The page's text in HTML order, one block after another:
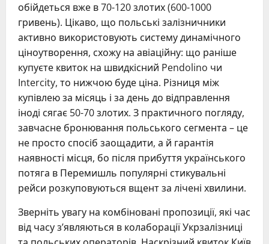
обійдеться вже в 70-120 злотих (600-1000
гривень). Цікаво, що польські залізничники
активно використовують систему динамічного
ціноутворення, схожу на авіаційну: що раніше
купуєте квиток на швидкісний Pendolino чи
Intercity, то нижчою буде ціна. Різниця між
купівлею за місяць і за день до відправлення
іноді сягає 50-70 злотих. З практичного погляду,
завчасне бронювання польського сегмента – це
не просто спосіб заощадити, а й гарантія
наявності місця, бо після прибуття українського
потяга в Перемишль популярні стикувальні
рейси розкуповуються вщент за лічені хвилини.
Зверніть увагу на комбіновані пропозиції, які час
від часу з’являються в колаборації Укрзалізниці